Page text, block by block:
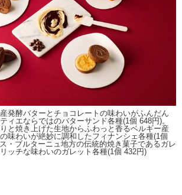
発酵バターとチョコレートの味わいがふんだん
ィエならではのバターサンド各種(1個 648円)。
と焼き上げた生地からふわっと香るベルギー産
味わいが絶妙に調和したフィナンシェ各種(1個
・ブルターニュ地方の伝統的焼き菓子であるガレ
ッチな味わいのガレット各種(1個 432円)